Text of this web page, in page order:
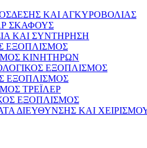
ΚΑΙ ΑΓΚΥΡΟΒΟΛΙΑΣ
ΣΚΑΦΟΥΣ
ΚΑΙ ΣΥΝΤΗΡΗΣΗ
ΕΞΟΠΛΙΣΜΟΣ
ΚΙΝΗΤΗΡΩΝ
ΕΞΟΠΛΙΣΜΟΣ
ΕΞΟΠΛΙΣΜΟΣ
ΤΡΕΪΛΕΡ
ΕΞΟΠΛΙΣΜΟΣ
ΔΙΕΥΘΥΝΣΗΣ ΚΑΙ